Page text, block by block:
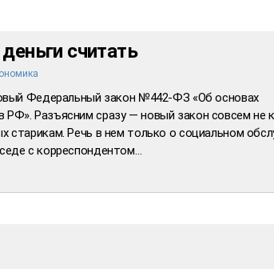
считать
Федеральный закон №442-ФЗ «Об основах
РФ». Разъясним сразу — новый закон совсем не
старикам. Речь в нем только о социальном
с корреспондентом…